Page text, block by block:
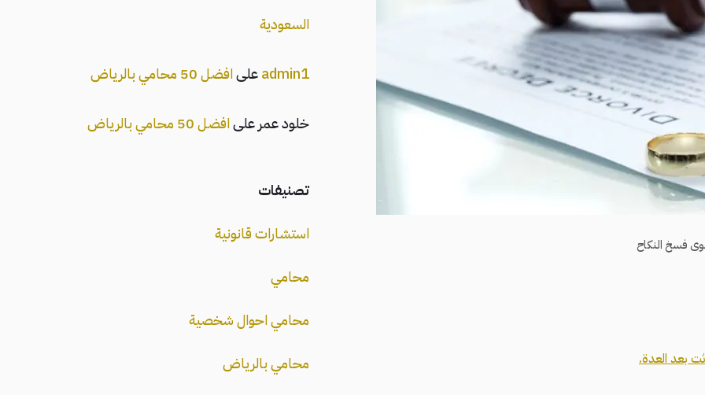
فسخ النكاح
بعد العدة.
السعودية
admin1علىافضل 50 محامي بالرياض
خلود عمر علىافضل 50 محامي بالرياض
تصنيفات
استشارات قانونية
محامي
محامي احوال شخصية
محامي بالرياض